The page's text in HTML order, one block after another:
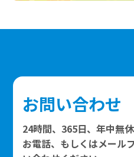
お問い合わせ
24時間、365日、年中無
お電話、もしくはメール